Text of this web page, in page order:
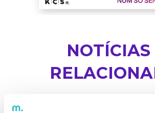
NOTÍCIAS